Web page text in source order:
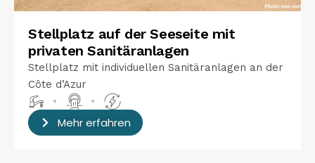
Stellplatz auf der Seeseite mit
privaten Sanitäranlagen
Stellplatz mit individuellen Sanitäranlagen an der
Côte d’Azur
•
•
Mehr erfahren